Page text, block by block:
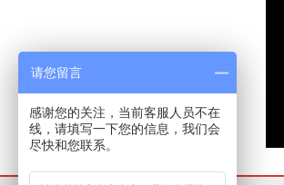
请您留言
感谢您的关注，当前客服人员不在
线，请填写一下您的信息，我们会
尽快和您联系。